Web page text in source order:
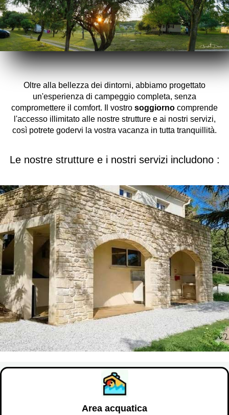
4 ampere (920 W)
3,00 €/ notte
6 ampere (1380 W)
5,00 €/ notte
10 ampere (2300 W)
7,00 €
Frigorifero + 4 Amp.
10,00 €/ notte
Persone & Attrezzatura
SUPPLEMENTI ALLA CARTA
Persona suppl.
6,50 €
Animali domestici
2,00 € / notte
Oltre alla bellezza dei dintorni, abbiamo progettato
un'esperienza di campeggio completa, senza
compromettere il comfort. Il vostro soggiorno comprende
l'accesso illimitato alle nostre strutture e ai nostri servizi,
così potrete godervi la vostra vacanza in tutta tranquillità.
Le nostre strutture e i nostri servizi includono :
Area acquatica